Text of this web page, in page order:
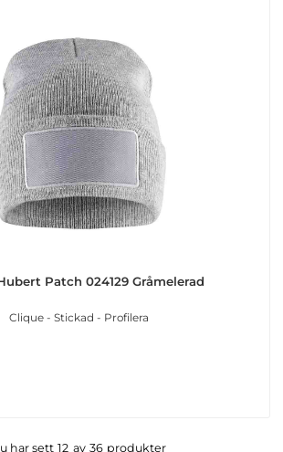
Patch 024129 Gråmelerad
Clique - Stickad - Profilera
har sett 12 av 36 produkter